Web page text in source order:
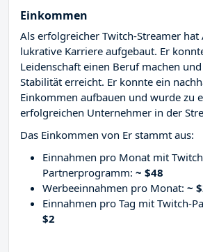
Einkommen
Als erfolgreicher Twitch-Streamer hat
lukrative Karriere aufgebaut. Er
Leidenschaft einen Beruf machen
Stabilität erreicht. Er konnte ein
Einkommen aufbauen und wurde zu
erfolgreichen Unternehmer in der
Das Einkommen von Er stammt aus:
Einnahmen pro Monat mit
Partnerprogramm: ~ $48
Werbeeinnahmen pro Monat: ~
Einnahmen pro Tag mit Twitch-
$2